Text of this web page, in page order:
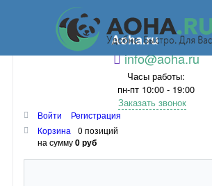
Aoha.ru
info@aoha.ru
Часы работы:
пн-пт 10:00 - 19:00
Заказать звонок
Войти
Регистрация
Корзина
0 позиций
на сумму0 руб